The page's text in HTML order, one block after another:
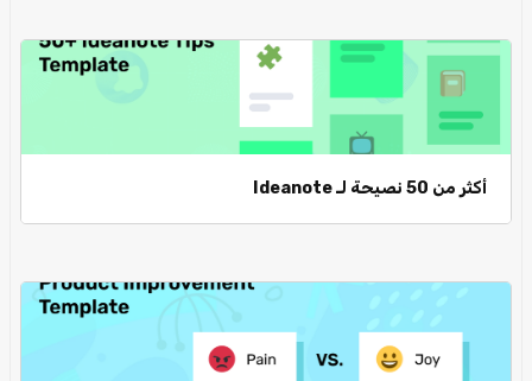
أكثر من 50 نصيحة لـ Ideanote